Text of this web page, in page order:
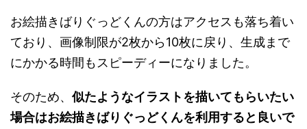
お絵描きばりぐっどくんの方はアクセスも落ち着い
ており、画像制限が2枚から10枚に戻り、生成まで
にかかる時間もスピーディーになりました。
そのため、 似たようなイラストを描いてもらいたい
場合はお絵描きばりぐっどくんを利用すると良いで